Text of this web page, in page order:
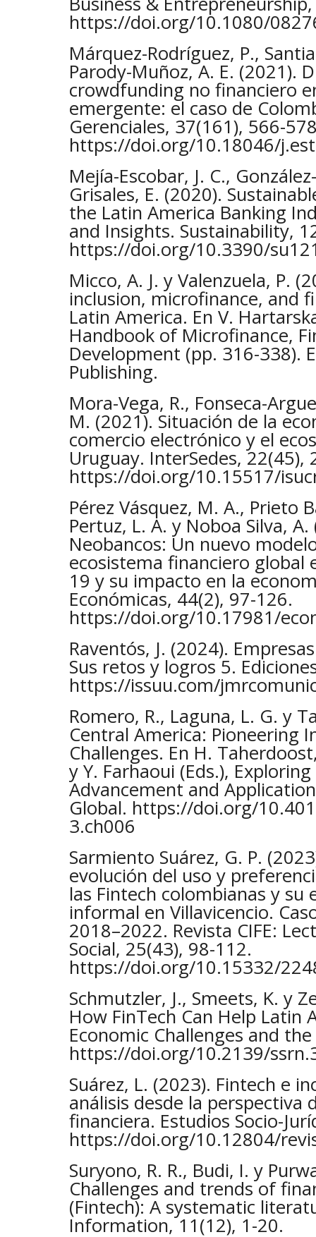
https://doi.org/10.1080/
Márquez-Rodríguez, P.,
Parody-Muñoz, A. E. (2021).
crowdfunding no financiero
emergente: el caso de
Gerenciales, 37(161), 566-
https://doi.org/10.18046/
Mejía-Escobar, J. C.,
Grisales, E. (2020).
the Latin America Banking
and Insights. Sustainability,
https://doi.org/10.3390/
Micco, A. J. y Valenzuela, P.
inclusion, microfinance, and
Latin America. En V.
Handbook of Microfinance,
Development (pp. 316-338).
Publishing.
Mora-Vega, R., Fonseca-
M. (2021). Situación de la
comercio electrónico y el
Uruguay. InterSedes, 22(45),
https://doi.org/10.15517/
Pérez Vásquez, M. A., Prieto
Pertuz, L. A. y Noboa Silva,
Neobancos: Un nuevo
ecosistema financiero global
19 y su impacto en la
Económicas, 44(2), 97-126.
https://doi.org/10.17981/
Raventós, J. (2024).
Sus retos y logros 5.
https://issuu.com/
Romero, R., Laguna, L. G. y
Central America: Pioneering
Challenges. En H.
y Y. Farhaoui (Eds.),
Advancement and
Global. https://doi.org/
3.ch006
Sarmiento Suárez, G. P.
evolución del uso y
las Fintech colombianas y su
informal en Villavicencio.
2018–2022. Revista CIFE:
Social, 25(43), 98-112.
https://doi.org/10.15332/
Schmutzler, J., Smeets, K. y
How FinTech Can Help Latin
Economic Challenges and
https://doi.org/10.2139/
Suárez, L. (2023). Fintech e
análisis desde la perspectiva
financiera. Estudios Socio-
https://doi.org/10.12804/
Suryono, R. R., Budi, I. y
Challenges and trends of
(Fintech): A systematic
Information, 11(12), 1-20.